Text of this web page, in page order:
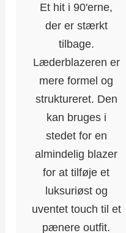
Et hit i 90'erne,
der er stærkt
tilbage.
Læderblazeren er
mere formel og
struktureret. Den
kan bruges i
stedet for en
almindelig blazer
for at tilføje et
luksuriøst og
uventet touch til et
pænere outfit.